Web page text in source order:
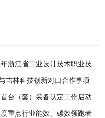
浙江省工业设计技术职业技
吉林科技创新对口合作事项
台（套）装备认定工作启动
重点行业能效、碳效领跑者